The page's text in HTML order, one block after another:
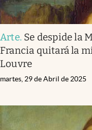
Arte. Se despide la
Francia quitará la
Louvre
martes, 29 de Abril de 2025